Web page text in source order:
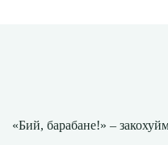
«Бий, барабане!» –